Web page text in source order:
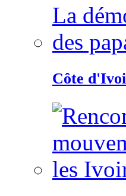
Côte